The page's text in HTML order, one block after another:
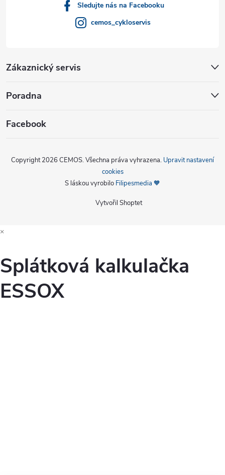
Sledujte nás na Facebooku
cemos_cykloservis
Zákaznický servis
Poradna
Facebook
Vytvořil Shoptet
Copyright 2026 CEMOS. Všechna práva vyhrazena. Upravit nastavení
cookies
S láskou vyrobilo Filipesmedia 🧡
×
Splátková kalkulačka
ESSOX